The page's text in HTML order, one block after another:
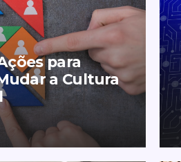
para
a Cultura